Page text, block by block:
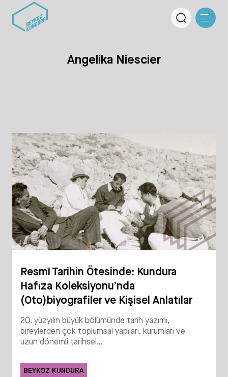
Angelika Niescier
Resmî Tarihin Ötesinde: Kundura
Hafıza Koleksiyonu’nda
(Oto)biyografiler ve Kişisel Anlatılar
20. yüzyılın büyük bölümünde tarih yazımı,
bireylerden çok toplumsal yapıları, kurumları ve
uzun dönemli tarihsel...
BEYKOZ KUNDURA